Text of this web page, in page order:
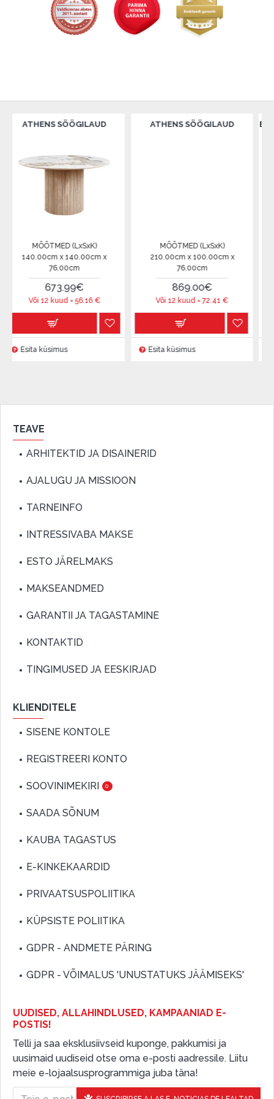
SÖÖGILAUD
(LxSxK)
x 140.00cm x
kuud =56.16€
ATHENS SÖÖGILAUD
MÕÕTMED (LxSxK)
210.00cm x 100.00cm x
869.00€
Või 12 kuud =72.41€
Esita küsimus
BAARITOOL
TEAVE
ARHITEKTID JA DISAINERID
AJALUGU JA MISSIOON
TARNEINFO
INTRESSIVABA MAKSE
ESTO JÄRELMAKS
MAKSEANDMED
GARANTII JA TAGASTAMINE
KONTAKTID
TINGIMUSED JA EESKIRJAD
KLIENDITELE
SISENE KONTOLE
REGISTREERI KONTO
SOOVINIMEKIRI 0
SAADA SÕNUM
KAUBA TAGASTUS
E-KINKEKAARDID
PRIVAATSUSPOLIITIKA
KÜPSISTE POLIITIKA
GDPR - ANDMETE PÄRING
GDPR - VÕIMALUS 'UNUSTATUKS JÄÄMISEKS'
UUDISED, ALLAHINDLUSED, KAMPAANIAD E-
POSTIS!
Telli ja saa eksklusiivseid kuponge, pakkumisi ja
uusimaid uudiseid otse oma e-posti aadressile. Liitu
meie e-lojaalsusprogrammiga juba täna!